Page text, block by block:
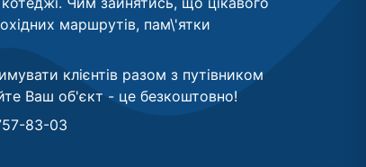
маршрутів, пам\'ятки
клієнтів разом з путівником
Ваш об'єкт - це безкоштовно!
83-03